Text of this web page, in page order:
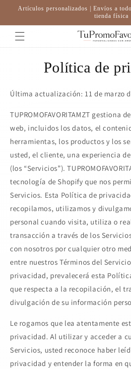
directamente
Artículos personalizados | Envíos a
tienda física
Política de
Última actualización: 11 de marzo
TUPROMOFAVORITAMZT gestiona
web, incluidos los datos, el
herramientas, los productos y los
usted, el cliente, una experiencia
(los “Servicios”).
tecnología de Shopify que nos
Servicios. Esta Política de
recopilamos, utilizamos y
personal cuando visita, utiliza o
transacción a través de los
con nosotros por cualquier otro
entre nuestros Términos del
privacidad, prevalecerá esta
que respecta a la recopilación, el
divulgación de su información
Le rogamos que lea atentamente
privacidad. Al utilizar y acceder a
Servicios, usted reconoce haber
privacidad y entender la forma en